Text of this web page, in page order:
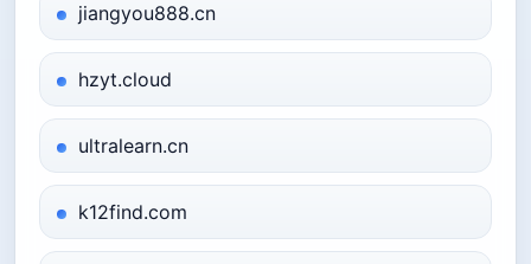
jiangyou888.cn
hzyt.cloud
ultralearn.cn
k12find.com